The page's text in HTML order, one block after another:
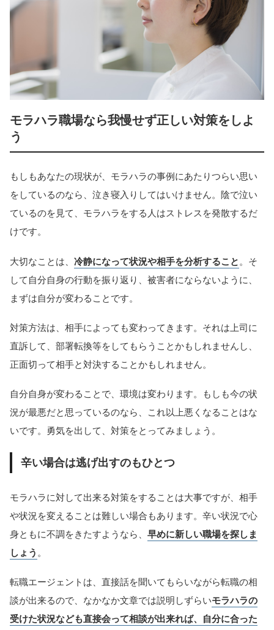
モラハラ職場なら我慢せず正しい対策をしよ
う
もしもあなたの現状が、モラハラの事例にあたりつらい思い
をしているのなら、泣き寝入りしてはいけません。陰で泣い
ているのを見て、モラハラをする人はストレスを発散するだ
けです。
大切なことは、 冷静になって状況や相手を分析すること 。そ
して自分自身の行動を振り返り、被害者にならないように、
まずは自分が変わることです。
対策方法は、相手によっても変わってきます。それは上司に
直訴して、部署転換等をしてもらうことかもしれませんし、
正面切って相手と対決することかもしれません。
自分自身が変わることで、環境は変わります。もしも今の状
況が最悪だと思っているのなら、これ以上悪くなることはな
いです。勇気を出して、対策をとってみましょう。
辛い場合は逃げ出すのもひとつ
モラハラに対して出来る対策をすることは大事ですが、相手
や状況を変えることは難しい場合もあります。辛い状況で心
身ともに不調をきたすようなら、 早めに新しい職場を探しま
しょう 。
転職エージェントは、直接話を聞いてもらいながら転職の相
談が出来るので、なかなか文章では説明しずらいモラハラの
受けた状況なども直接会って相談が出来れば、自分に合った